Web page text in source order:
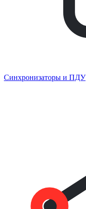
Синхронизаторы и ПДУ